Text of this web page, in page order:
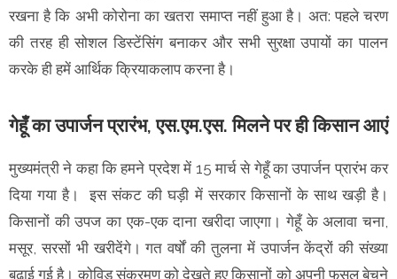
रखना है कि अभी कोरोना का खतरा समाप्त नहीं हुआ है। अत: पहले चरण
की तरह ही सोशल डिस्टेंसिंग बनाकर और सभी सुरक्षा उपायों का पालन
करके ही हमें आर्थिक क्रियाकलाप करना है।
गेहूँ का उपार्जन प्रारंभ, एस.एम.एस. मिलने पर ही किसान आएं
मुख्यमंत्री ने कहा कि हमने प्रदेश में 15 मार्च से गेहूँ का उपार्जन प्रारंभ कर
दिया गया है। इस संकट की घड़ी में सरकार किसानों के साथ खड़ी है।
किसानों की उपज का एक-एक दाना खरीदा जाएगा। गेहूँ के अलावा चना,
मसूर, सरसों भी खरीदेंगे। गत वर्षों की तुलना में उपार्जन केंद्रों की संख्या
बढ़ाई गई है। कोविड संक्रमण को देखते हुए किसानों को अपनी फसल बेचने